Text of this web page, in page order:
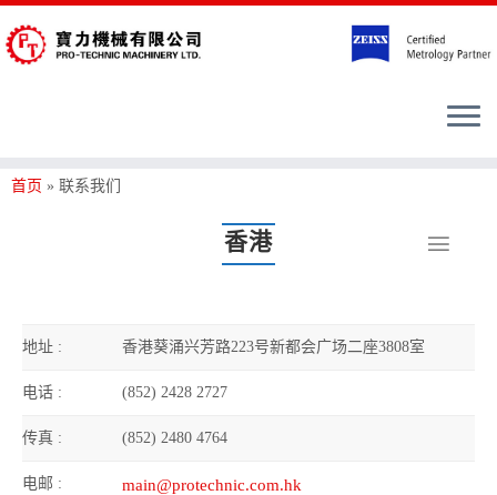
首页 » 联系我们
香港
地址 : 香港葵涌兴芳路223号新都会广场二座3808室
电话 : (852) 2428 2727
传真 : (852) 2480 4764
电邮 : main@protechnic.com.hk